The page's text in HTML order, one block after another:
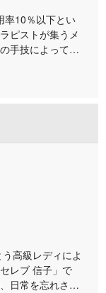
率10％以下とい
ピストが集うメ
手技によって、
大人の男性に向
ご用意いたしま
もてなしと、完
たお体を丁寧に
る横須賀ルーム
待ちしておりま
高級レディによ
レブ 信子」で
日常を忘れさせ